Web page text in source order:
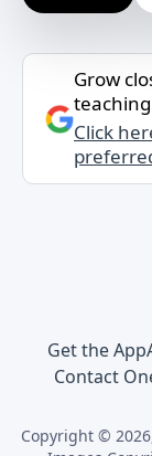
Grow
Click
Get the App
Contact
Copyright ©